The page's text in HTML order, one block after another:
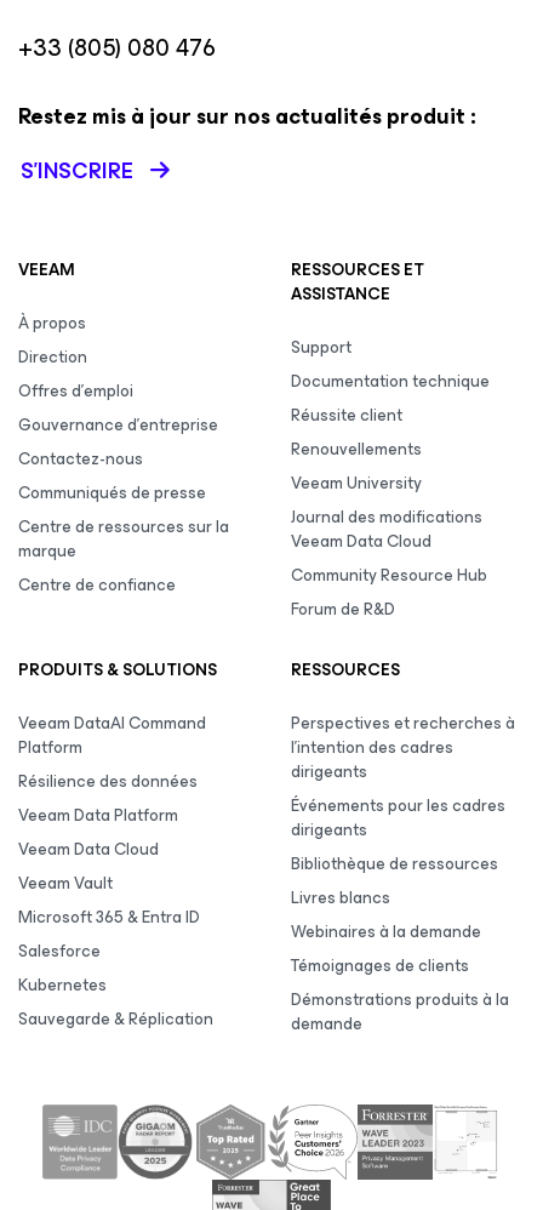
+33 (805) 080 476
Restez mis à jour sur nos actualités produit :
S’INSCRIRE
VEEAM
À propos
Direction
Offres d’emploi
Gouvernance d’entreprise
Contactez-nous
Communiqués de presse
Centre de ressources sur la
marque
Centre de confiance
RESSOURCES ET
ASSISTANCE
Support
Documentation technique
Réussite client
Renouvellements
Veeam University
Journal des modifications
Veeam Data Cloud
Community Resource Hub
Forum de R&D
PRODUITS & SOLUTIONS
Veeam DataAI Command
Platform
Résilience des données
Veeam Data Platform
Veeam Data Cloud
Veeam Vault
Microsoft 365 & Entra ID
Salesforce
Kubernetes
Sauvegarde & Réplication
RESSOURCES
Perspectives et recherches à
l’intention des cadres
dirigeants
Événements pour les cadres
dirigeants
Bibliothèque de ressources
Livres blancs
Webinaires à la demande
Témoignages de clients
Démonstrations produits à la
demande